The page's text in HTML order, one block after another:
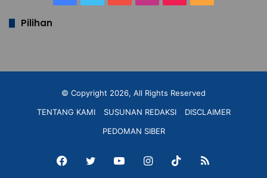
Pilihan
© Copyright 2026, All Rights Reserved
TENTANG KAMI
SUSUNAN REDAKSI
DISCLAIMER
PEDOMAN SIBER
Facebook
TwitterYouTubeInstagram
TikTokRSS